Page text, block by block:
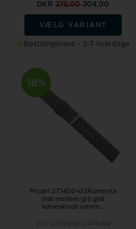
DKR275,00304,00
VÆLG VARIANT
Bestillingsvare - 3-7 hverdage
18%
Model 271400-03Romenta
mat mellem grå glat
kalveskinds urrem...